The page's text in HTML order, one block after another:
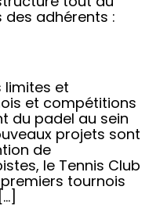
des adhérents :
limites et
et compétitions
du padel au sein
projets sont
de
le Tennis Club
tournois